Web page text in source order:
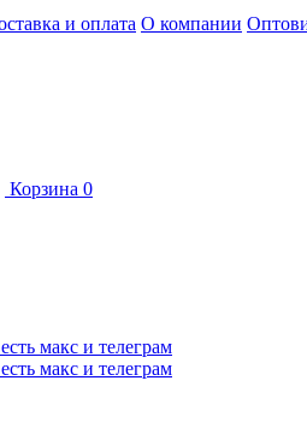
и оплата О компании
Корзина 0
макс и телеграм
макс и телеграм